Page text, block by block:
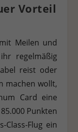
Vorteil
Meilen und
regelmäßig
reist oder
machen wollt,
Card eine
Punkten
Class-Flug ein